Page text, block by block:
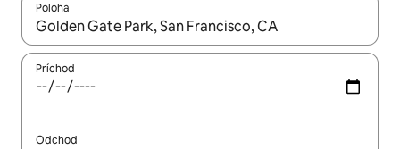
Poloha
Keď budú výsledky k dispozícii, môžete si ich prechádzať
Príchod
Odchod